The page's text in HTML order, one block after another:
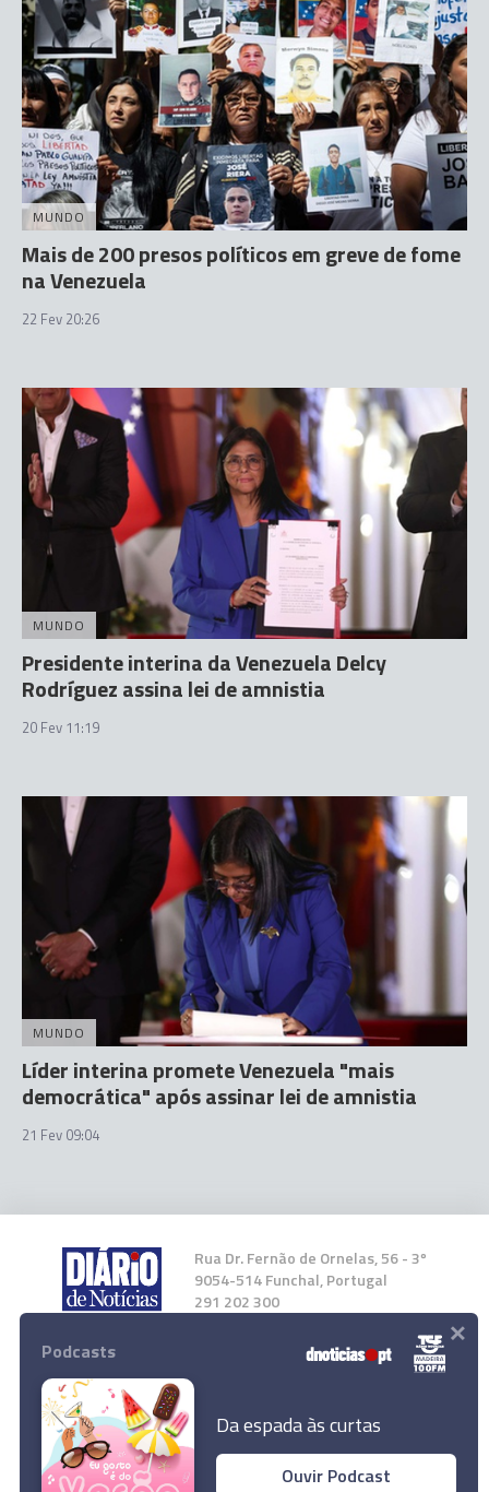
MUNDO
Mais de 200 presos políticos em greve de fome
na Venezuela
22 Fev 20:26
MUNDO
Presidente interina da Venezuela Delcy
Rodríguez assina lei de amnistia
20 Fev 11:19
MUNDO
Líder interina promete Venezuela "mais
democrática" após assinar lei de amnistia
21 Fev 09:04
Rua Dr. Fernão de Ornelas, 56 - 3º
9054-514 Funchal, Portugal
291 202 300
Instale a nossa App
Podcasts
Da espada às curtas
Ouvir Podcast
×